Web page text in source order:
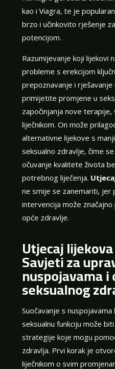
kao i Viagra, te je
brzo i učinkovito rješenje
potencijom.
Razumijevanje koji lijekovi
probleme s erekcijom
prepoznavanje i rješavanje
primijetite promjene u
započinjanja nove
liječnikom. On može
alternativne lijekove s
seksualno zdravlje, čime
očuvanje kvalitete života
potrebnog liječenja.
ne smije se zanemariti, jer
intervencija može
opće zdravlje.
Utjecaj
Savjeti za
nuspojavama i
seksualnog
Suočavanje s
seksualnu funkciju može
strategije koje mogu
zdravlja. Prvi korak je
liječnikom o svim